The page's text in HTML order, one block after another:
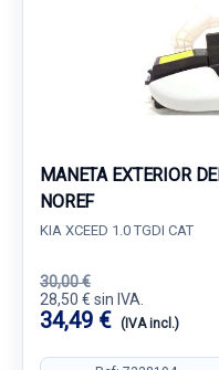
MANETA EXTERIOR
NOREF
KIA XCEED 1.0 TGDI CAT
30,00 €
28,50 € sin IVA.
34,49 € (IVA incl.)